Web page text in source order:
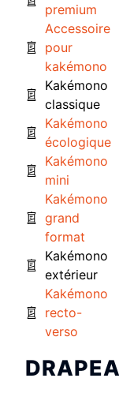
premium
Accessoire
pour
kakémono
Kakémono
classique
Kakémono
écologique
Kakémono
mini
Kakémono
grand
format
Kakémono
extérieur
Kakémono
recto-
verso